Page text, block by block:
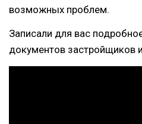
возможных проблем.
Записали для вас
документов застройщиков